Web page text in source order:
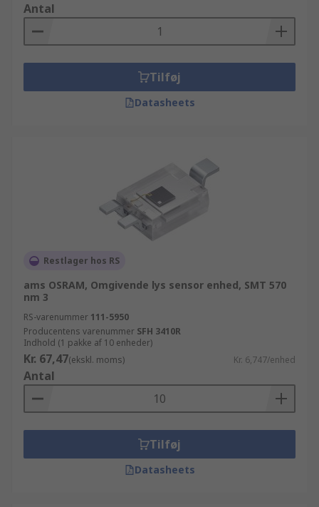
Antal
Tilføj
Datasheets
Restlager hos RS
ams OSRAM, Omgivende lys sensor enhed, SMT 570
nm 3
RS-varenummer 111-5950
Producentens varenummer SFH 3410R
Indhold (1 pakke af 10 enheder)
Kr. 67,47(ekskl. moms) Kr. 6,747/enhed
Antal
Tilføj
Datasheets